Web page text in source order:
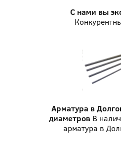
С нами вы
Арматура в
диаметров В
арматура в